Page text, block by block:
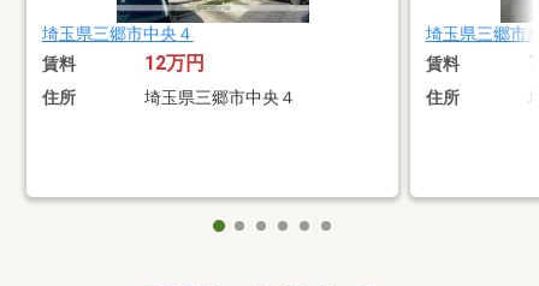
埼玉県三郷市中央４
賃料 12万円
住所 埼玉県三郷市中央４
埼玉県三郷市
賃料
住所